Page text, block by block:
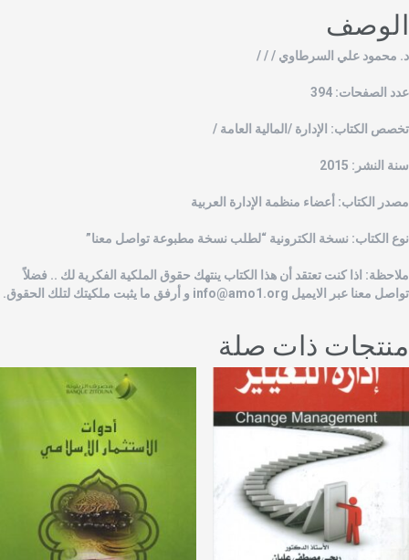
محمود علي السرطاوي / / /
الصفحات: 394
الكتاب: الإدارة /المالية العامة /
النشر: 2015
الكتاب: أعضاء منظمة الإدارة العربية
الكتاب: نسخة الكترونية “لطلب نسخة مطبوعة تواصل معنا”
اذا كنت تعتقد أن هذا الكتاب ينتهك حقوق الملكية الفكرية لك .. فضلاً
معنا عبر الايميل info@amo1.orgو أرفق ما يثبت ملكيتك لتلك الحقوق.
ذات صلة